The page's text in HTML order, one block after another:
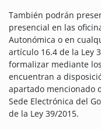
También podrán
presencial en las
Autonómica o en
artículo 16.4 de la Ley
formalizar mediante
encuentran a
apartado mencionado
Sede Electrónica del
de la Ley 39/2015.